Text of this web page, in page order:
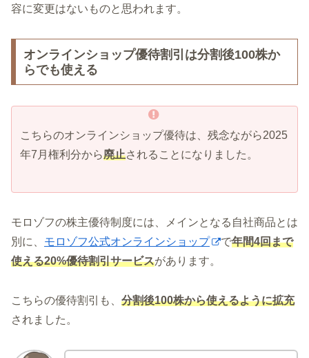
容に変更はないものと思われます。
オンラインショップ優待割引は分割後100株か
らでも使える
こちらのオンラインショップ優待は、残念ながら2025
年7月権利分から廃止されることになりました。
モロゾフの株主優待制度には、メインとなる自社商品とは
別に、 モロゾフ公式オンラインショップ で年間4回まで
使える20%優待割引サービスがあります。
こちらの優待割引も、 分割後100株から使えるように拡充
されました。